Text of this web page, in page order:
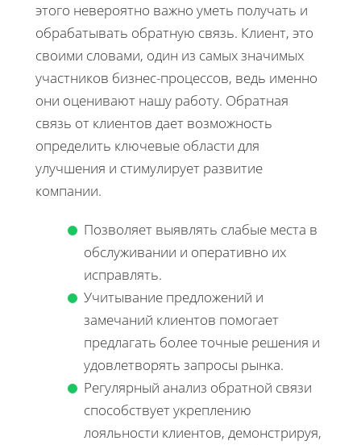
этого невероятно важно уметь получать и
обрабатывать обратную связь. Клиент, это
своими словами, один из самых значимых
участников бизнес-процессов, ведь именно
они оценивают нашу работу. Обратная
связь от клиентов дает возможность
определить ключевые области для
улучшения и стимулирует развитие
компании.
Позволяет выявлять слабые места в
обслуживании и оперативно их
исправлять.
Учитывание предложений и
замечаний клиентов помогает
предлагать более точные решения и
удовлетворять запросы рынка.
Регулярный анализ обратной связи
способствует укреплению
лояльности клиентов, демонстрируя,